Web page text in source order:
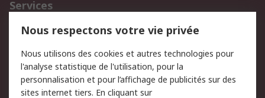
Services
750.000 produits
2.500 marques
Retours
Support technique
Track & trace
Nous respectons votre vie privée
Nous utilisons des cookies et autres technologies pour
l'analyse statistique de l'utilisation, pour la
personnalisation et pour l’affichage de publicités sur des
sites internet tiers. En cliquant sur